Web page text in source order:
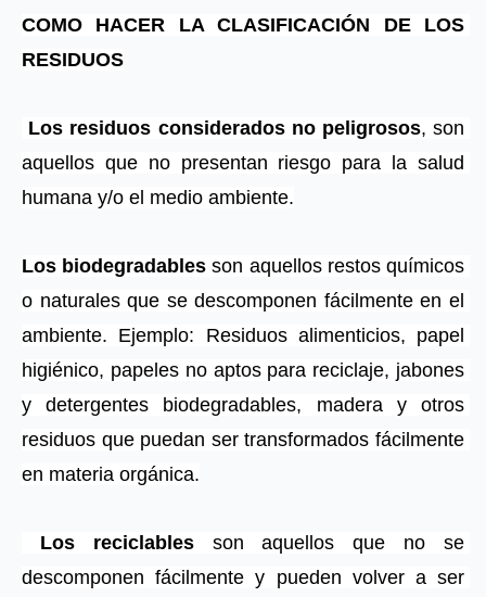
COMO HACER LA CLASIFICACIÓN DE LOS
RESIDUOS
Los residuos considerados no peligrosos, son
aquellos que no presentan riesgo para la salud
humana y/o el medio ambiente.
Los biodegradables son aquellos restos químicos
o naturales que se descomponen fácilmente en el
ambiente. Ejemplo: Residuos alimenticios, papel
higiénico, papeles no aptos para reciclaje, jabones
y detergentes biodegradables, madera y otros
residuos que puedan ser transformados fácilmente
en materia orgánica.
Los reciclables son aquellos que no se
descomponen fácilmente y pueden volver a ser